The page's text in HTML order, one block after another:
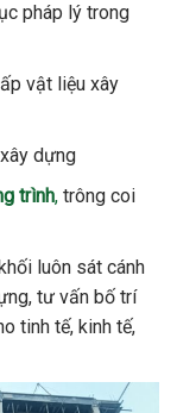
pháp lý trong
vật liệu xây
dựng
trình,trông coi
luôn sát cánh
tư vấn bố trí
tinh tế, kinh tế,